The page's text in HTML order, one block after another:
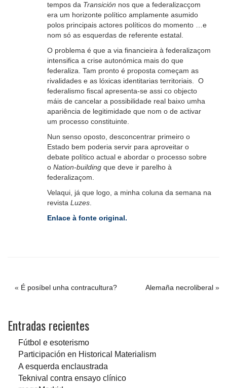
tempos da Transición nos que a federalizacçom
era um horizonte político amplamente asumido
polos principais actores políticos do momento …e
nom só as esquerdas de referente estatal.
O problema é que a via financieira à federalizaçom
intensifica a crise autonómica mais do que
federaliza. Tam pronto é proposta começam as
rivalidades e as lóxicas identitarias territoriais. O
federalismo fiscal apresenta-se assi co objecto
máis de cancelar a possibilidade real baixo umha
apariência de legitimidade que nom o de activar
um processo constituinte.
Nun senso oposto, desconcentrar primeiro o
Estado bem poderia servir para aproveitar o
debate político actual e abordar o processo sobre
o Nation-buildingque deve ir parelho à
federalizaçom.
Velaqui, já que logo, a minha coluna da semana na
revista Luzes.
Enlace à fonte original.
« É posíbel unha contracultura? Alemaña necroliberal »
Entradas recientes
Fútbol e esoterismo
Participación en Historical Materialism
A esquerda enclaustrada
Teknival contra ensayo clínico